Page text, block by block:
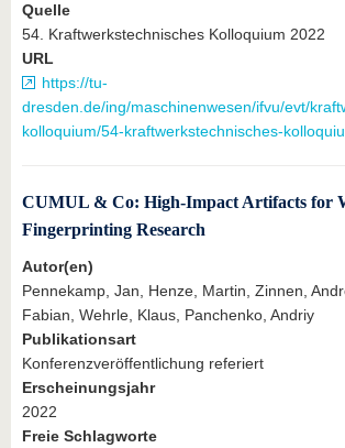
Quelle
54. Kraftwerkstechni­sches Kolloquium 2022
URL
https://tu-
dresden.de/ing/maschinenwesen/ifvu/evt/
kolloquium/54-kraftwerkstechnisches-
CUMUL & Co: High-Impact Artifacts for
Fingerprinting Research
Autor(en)
Pennekamp, Jan, Henze, Martin, Zinnen,
Fabian, Wehrle, Klaus, Panchenko, Andriy
Publikationsart
Konferenzveröffentlichung referiert
Erscheinungsjahr
2022
Freie Schlagworte